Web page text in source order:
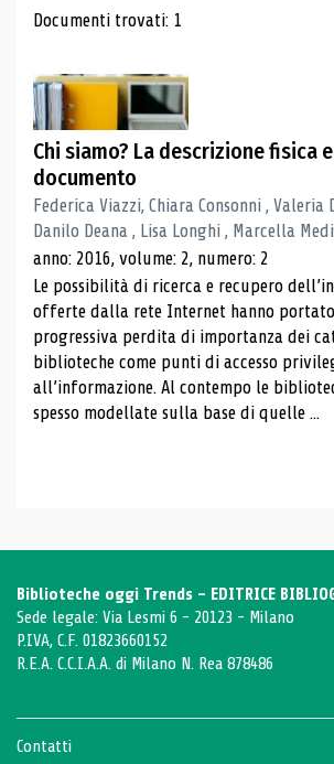
Risultati di ricerca
Documenti trovati: 1
Chi siamo? La descrizione fisica
documento
Federica Viazzi, Chiara Consonni , Valeria
Danilo Deana , Lisa Longhi , Marcella
anno: 2016, volume: 2, numero: 2
Le possibilità di ricerca e recupero
offerte dalla rete Internet hanno
progressiva perdita di importanza dei
biblioteche come punti di accesso
all’informazione. Al contempo le
spesso modellate sulla base di quelle ...
Biblioteche oggi Trends - EDITRICE
Sede legale: Via Lesmi 6 - 20123 - Milano
P.IVA, C.F. 01823660152
R.E.A. C.C.I.A.A. di Milano N. Rea 878486
Contatti